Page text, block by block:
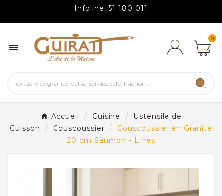
Infoline: 51 180 011

0
Accueil Cuisine
Ustensile de
Cuisson
Couscoussier
Couscoussier en Granite
20 cm Saumon - Lines